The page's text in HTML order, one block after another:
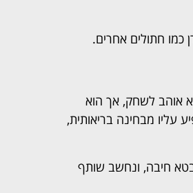
חתולים אחרים.
אוהב לשחק, אך הוא
עליו מבחינה בריאותית,
חיבה, ונחשב שותף